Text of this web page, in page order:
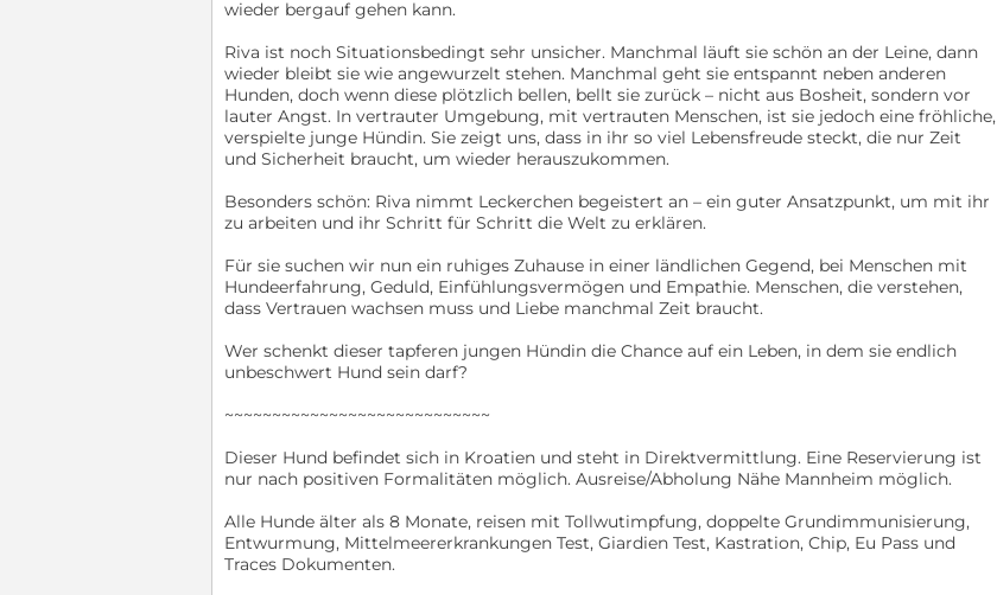
wieder bergauf gehen kann.
Riva ist noch Situationsbedingt sehr unsicher. Manchmal läuft sie schön an der Leine, dann
wieder bleibt sie wie angewurzelt stehen. Manchmal geht sie entspannt neben anderen
Hunden, doch wenn diese plötzlich bellen, bellt sie zurück – nicht aus Bosheit, sondern vor
lauter Angst. In vertrauter Umgebung, mit vertrauten Menschen, ist sie jedoch eine fröhliche,
verspielte junge Hündin. Sie zeigt uns, dass in ihr so viel Lebensfreude steckt, die nur Zeit
und Sicherheit braucht, um wieder herauszukommen.
Besonders schön: Riva nimmt Leckerchen begeistert an – ein guter Ansatzpunkt, um mit ihr
zu arbeiten und ihr Schritt für Schritt die Welt zu erklären.
Für sie suchen wir nun ein ruhiges Zuhause in einer ländlichen Gegend, bei Menschen mit
Hundeerfahrung, Geduld, Einfühlungsvermögen und Empathie. Menschen, die verstehen,
dass Vertrauen wachsen muss und Liebe manchmal Zeit braucht.
Wer schenkt dieser tapferen jungen Hündin die Chance auf ein Leben, in dem sie endlich
unbeschwert Hund sein darf?
~~~~~~~~~~~~~~~~~~~~~~~~~~~~
Dieser Hund befindet sich in Kroatien und steht in Direktvermittlung. Eine Reservierung ist
nur nach positiven Formalitäten möglich. Ausreise/Abholung Nähe Mannheim möglich.
Alle Hunde älter als 8 Monate, reisen mit Tollwutimpfung, doppelte Grundimmunisierung,
Entwurmung, Mittelmeererkrankungen Test, Giardien Test, Kastration, Chip, Eu Pass und
Traces Dokumenten.